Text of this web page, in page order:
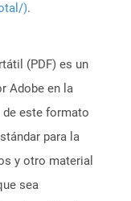
).
(PDF) es un
Adobe en la
de este formato
para la
y otro material
sea